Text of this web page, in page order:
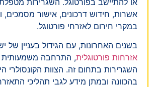
אשרות, חידוש דרכונים, אישור מסמכים,
במקרי חירום לאזרחי פורטוגל.
בשנים האחרונות, עם הגידול בעניין של
אזרחות פורטוגלית, התרחבה משמעותית
השגרירות בתחום זה. הצוות הקונסולרי
בהכוונה ובמתן מידע לגבי תהליכי